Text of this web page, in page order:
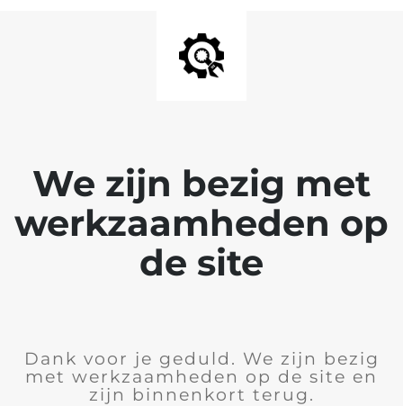
We zijn bezig met
werkzaamheden op
de site
Dank voor je geduld. We zijn bezig
met werkzaamheden op de site en
zijn binnenkort terug.